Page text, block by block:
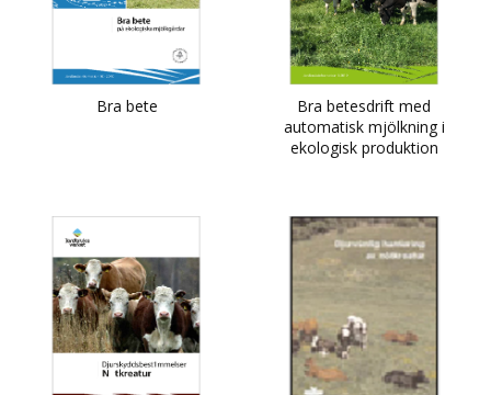
Bra bete
Bra betesdrift med
automatisk mjölkning i
ekologisk produktion